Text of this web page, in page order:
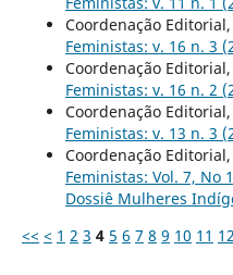
Coordenação Editorial,
Feministas: v. 16 n. 3
Coordenação Editorial,
Feministas: v. 16 n. 2
Coordenação Editorial,
Feministas: v. 13 n. 3
Coordenação Editorial,
Feministas: Vol. 7, No
Dossiê Mulheres
<< < 1 2 3 4 5 6 7 8 9 10 11 12